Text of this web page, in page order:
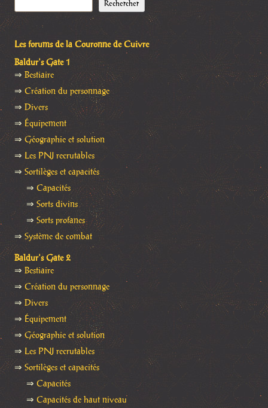
Rechercher
Les forums de la Couronne de Cuivre
Baldur's Gate 1
⇒ Bestiaire
⇒ Création du personnage
⇒ Divers
⇒ Équipement
⇒ Géographie et solution
⇒Les PNJ recrutables
⇒ Sortilèges et capacités
⇒ Capacités
⇒ Sorts divins
⇒ Sorts profanes
⇒ Système de combat
Baldur's Gate 2
⇒Bestiaire
⇒ Création du personnage
⇒ Divers
⇒ Équipement
⇒ Géographie et solution
⇒ Les PNJ recrutables
⇒ Sortilèges et capacités
⇒ Capacités
⇒ Capacités de haut niveau